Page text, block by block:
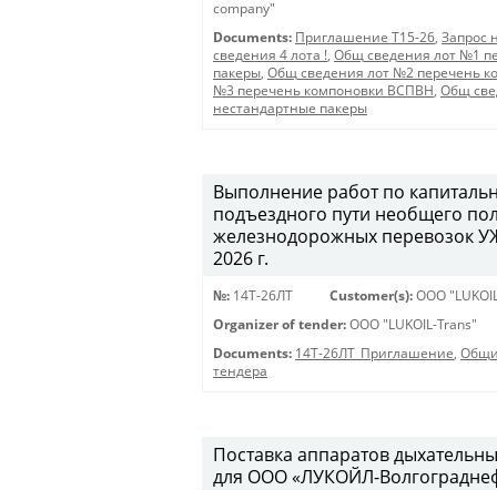
company"
Documents: Приглашение Т15-26, Запрос
сведения 4 лота !, Общ сведения лот №1
пакеры, Общ сведения лот №2 перечень
№3 перечень компоновки ВСПВН, Общ
нестандартные пакеры
Выполнение работ по
подъездного пути необщего
железнодорожных перевозок
2026 г.
№: 14Т-26ЛТ Customer(s): OOO
Organizer of tender: OOO "LUKOIL-Trans"
Documents: 14Т-26ЛТ_Приглашение,
тендера
Поставка аппаратов
для ООО «ЛУКОЙЛ-